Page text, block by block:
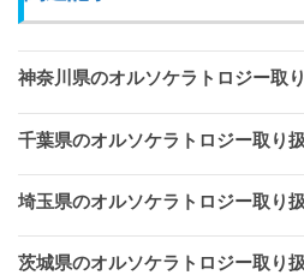
神奈川県のオルソケラトロジー取
千葉県のオルソケラトロジー取り
埼玉県のオルソケラトロジー取り
茨城県のオルソケラトロジー取り